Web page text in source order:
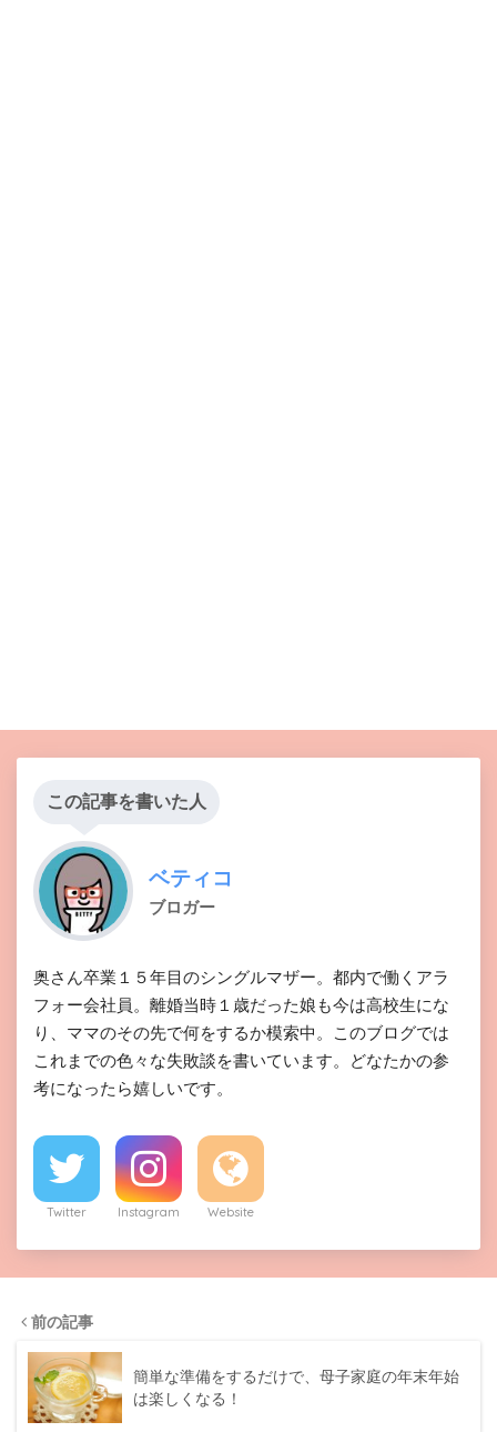
この記事を書いた人
ベティコ
ブロガー
奥さん卒業１５年目のシングルマザー。都内で働くアラ
フォー会社員。離婚当時１歳だった娘も今は高校生にな
り、ママのその先で何をするか模索中。このブログでは
これまでの色々な失敗談を書いています。どなたかの参
考になったら嬉しいです。
Twitter Instagram Website
前の記事
簡単な準備をするだけで、母子家庭の年末年始
は楽しくなる！